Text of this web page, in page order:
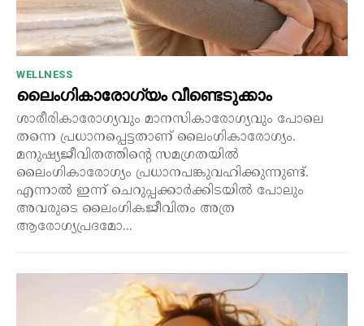
WELLNESS
ലൈംഗികാരോഗ്യം വീണ്ടെടുക്കാം
ശാരീരികാരോഗ്യവും മാനസികാരോഗ്യവും പോലെ
തന്നെ പ്രധാനപ്പെട്ടതാണ് ലൈംഗികാരോഗ്യം.
മനുഷ്യജീവിതത്തിന്റെ സമഗ്രതയിൽ
ലൈംഗികാരോഗ്യം പ്രധാനപങ്കുവഹിക്കുന്നുണ്ട്.
എന്നാൽ ഇന്ന് ചെറുപ്പക്കാർക്കിടയിൽ പോലും
അവരുടെ ലൈംഗികജീവിതം അത്ര
ആരോഗ്യപ്രദമോ...